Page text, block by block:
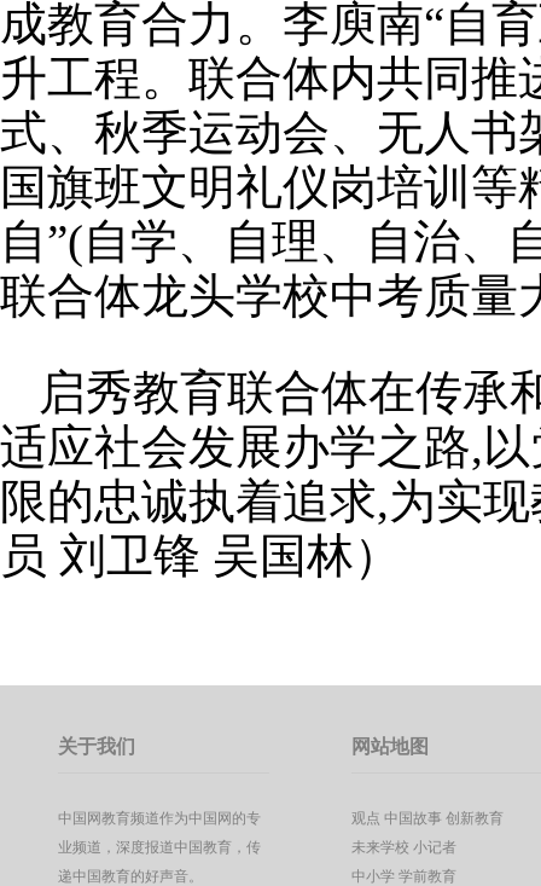
成教育合力。李庾南“自
升工程。联合体内共同
式、秋季运动会、无人书
国旗班文明礼仪岗培训
自”(自学、自理、自治、
联合体龙头学校中考质量
启秀教育联合体在传承
适应社会发展办学之路,
限的忠诚执着追求,为实
员 刘卫锋 吴国林）